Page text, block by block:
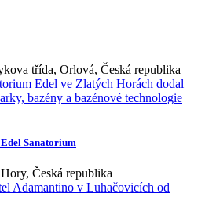
třída, Orlová, Česká republika
Sanatorium
Česká republika